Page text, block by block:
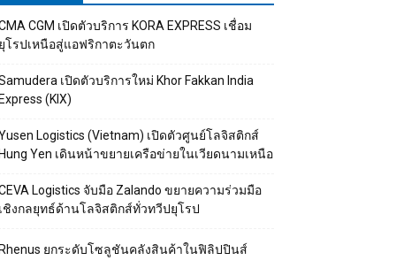
CGM เปิดตัวบริการ KORA EXPRESS เชื่อม
โรปเหนือสู่แอฟริกาตะวันตก
เปิดตัวบริการใหม่ Khor Fakkan India
(KIX)
Logistics (Vietnam) เปิดตัวศูนย์โลจิสติกส์
Yen เดินหน้าขยายเครือข่ายในเวียดนามเหนือ
Logistics จับมือ Zalando ขยายความร่วมมือ
ชิงกลยุทธ์ด้านโลจิสติกส์ทั่วทวีปยุโรป
ยกระดับโซลูชันคลังสินค้าในฟิลิปปินส์